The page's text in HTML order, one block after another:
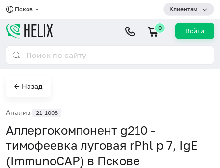
Псков Клиентам
0 Войти
← Назад
Анализ 21-1008
Аллергокомпонент g210 -
тимофеевка луговая rPhl p 7, IgE
(ImmunoCAP) в Пскове